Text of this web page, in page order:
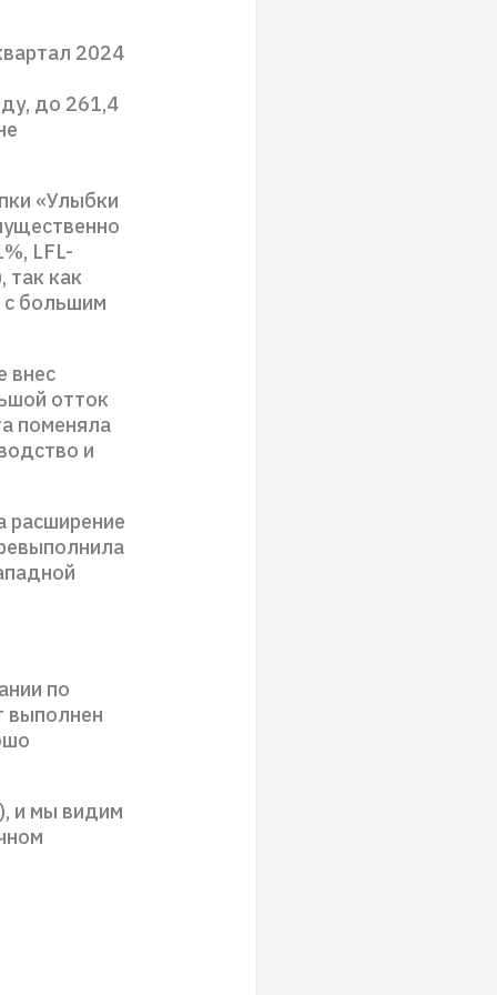
2024
до 261,4
«Улыбки
LFL-
так как
с большим
внес
отток
поменяла
и
расширение
по
выполнен
и мы видим